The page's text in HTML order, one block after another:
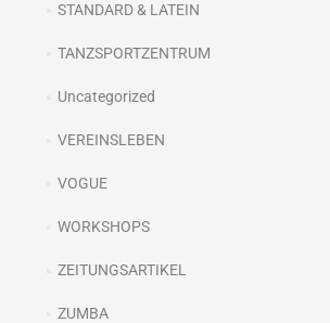
STANDARD & LATEIN
TANZSPORTZENTRUM
Uncategorized
VEREINSLEBEN
VOGUE
WORKSHOPS
ZEITUNGSARTIKEL
ZUMBA